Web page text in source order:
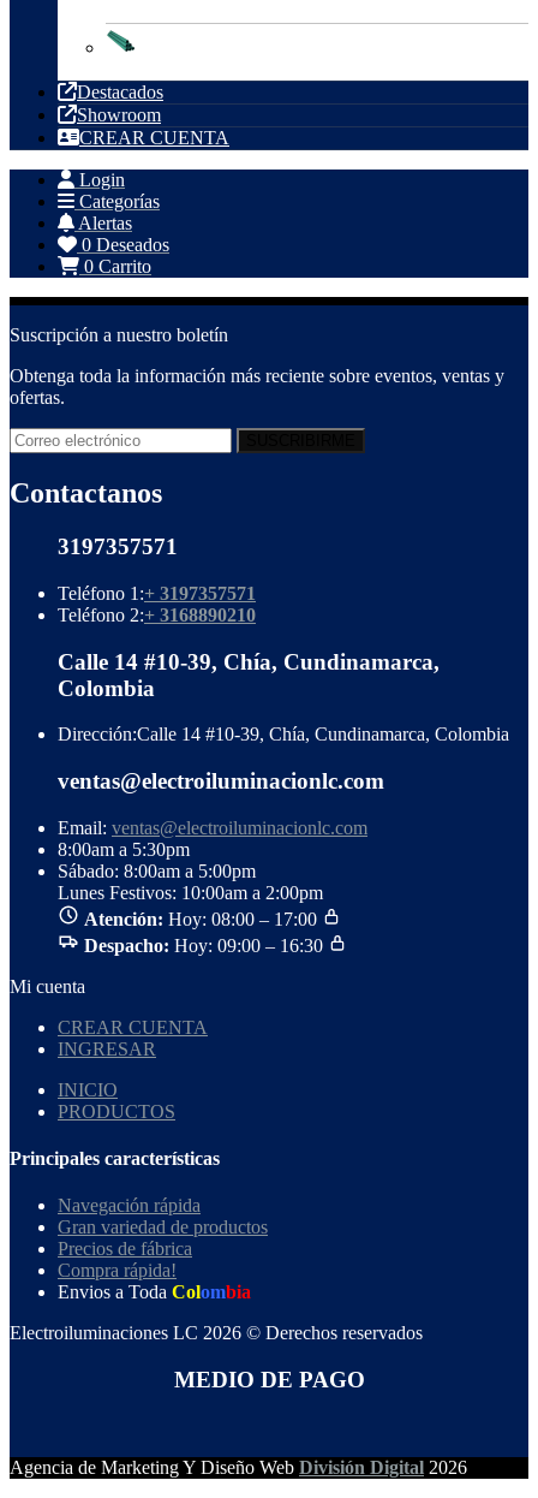
Destacados
Showroom
CREAR CUENTA
Login
Categorías
Alertas
0 Deseados
0 Carrito
Suscripción a nuestro boletín
Obtenga toda la información más reciente sobre eventos, ventas y
ofertas.
Contactanos
3197357571
Teléfono 1:+ 3197357571
Teléfono 2:+ 3168890210
Calle 14 #10-39, Chía, Cundinamarca,
Colombia
Dirección:Calle 14 #10-39, Chía, Cundinamarca, Colombia
ventas@electroiluminacionlc.com
Email: ventas@electroiluminacionlc.com
8:00am a 5:30pm
Sábado: 8:00am a 5:00pm
Lunes Festivos: 10:00am a 2:00pm
Atención: Hoy: 08:00 – 17:00
Despacho: Hoy: 09:00 – 16:30
Mi cuenta
CREAR CUENTA
INGRESAR
INICIO
PRODUCTOS
Principales características
Navegación rápida
Gran variedad de productos
Precios de fábrica
Compra rápida!
Envios a Toda Colombia
Electroiluminaciones LC 2026 © Derechos reservados
MEDIO DE PAGO
Agencia de Marketing Y Diseño Web División Digital 2026